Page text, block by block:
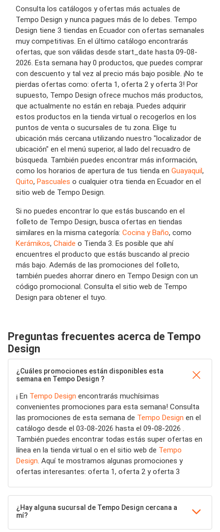
Consulta los catálogos y ofertas más actuales de
Tempo Design y nunca pagues más de lo debes. Tempo
Design tiene 3 tiendas en Ecuador con ofertas semanales
muy competitivas. En el último catálogo encontrarás
ofertas, que son válidas desde start_date hasta 09-08-
2026. Esta semana hay 0 productos, que puedes comprar
con descuento y tal vez al precio más bajo posible. ¡No te
pierdas ofertas como: oferta 1, oferta 2 y oferta 3! Por
supuesto, Tempo Design ofrece muchos más productos,
que actualmente no están en rebaja. Puedes adquirir
estos productos en la tienda virtual o recogerlos en los
puntos de venta o sucursales de tu zona. Elige tu
ubicación más cercana utilizando nuestro "localizador de
ubicación" en el menú superior, al lado del recuadro de
búsqueda. También puedes encontrar más información,
como los horarios de apertura de tus tienda en Guayaquil,
Quito, Pascuales o cualquier otra tienda en Ecuador en el
sitio web de Tempo Design.
Si no puedes encontrar lo que estás buscando en el
folleto de Tempo Design, busca ofertas en tiendas
similares en la misma categoría: Cocina y Baño, como
Kerámikos, Chaide o Tienda 3. Es posible que ahí
encuentres el producto que estás buscando al precio
más bajo. Además de las promociones del folleto,
también puedes ahorrar dinero en Tempo Design con un
código promocional. Consulta el sitio web de Tempo
Design para obtener el tuyo.
Preguntas frecuentes acerca de Tempo
Design
¿Cuáles promociones están disponibles esta
semana en Tempo Design ?
¡ En Tempo Design encontrarás muchísimas
convenientes promociones para esta semana! Consulta
las promociones de esta semana de Tempo Design en el
catálogo desde el 03-08-2026 hasta el 09-08-2026 .
También puedes encontrar todas estás super ofertas en
línea en la tienda virtual o en el sitio web de Tempo
Design. Aquí te mostramos algunas promociones y
ofertas interesantes: oferta 1, oferta 2 y oferta 3
¿Hay alguna sucursal de Tempo Design cercana a
mí?